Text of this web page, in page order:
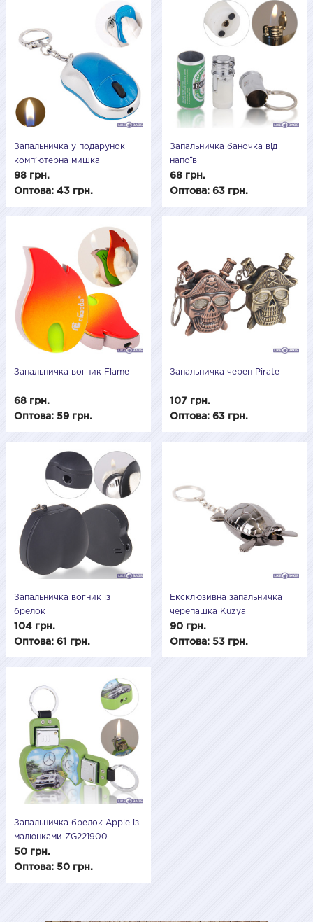
Запальничка у подарунок
комп'ютерна мишка
ZG233070
98 грн.
Оптова: 43 грн.
Запальничка баночка від
напоїв
68 грн.
Оптова: 63 грн.
Запальничка вогник Flame
68 грн.
Оптова: 59 грн.
Запальничка череп Pirate
107 грн.
Оптова: 63 грн.
Запальничка вогник із
брелок
104 грн.
Оптова: 61 грн.
Ексклюзивна запальничка
черепашка Kuzya
90 грн.
Оптова: 53 грн.
Запальничка брелок Apple із
малюнками ZG221900
50 грн.
Оптова: 50 грн.